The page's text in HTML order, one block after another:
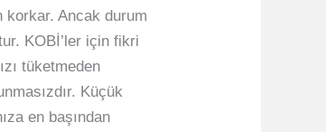
korkar. Ancak durum
KOBİ’ler için fikri
tüketmeden
Küçük
en başından